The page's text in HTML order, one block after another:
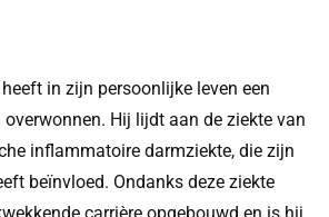
in zijn persoonlijke leven een
Hij lijdt aan de ziekte van
inflammatoire darmziekte, die zijn
beïnvloed. Ondanks deze ziekte